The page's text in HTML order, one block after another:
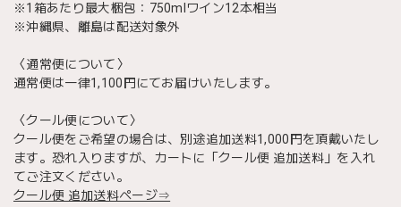
※1箱あたり最大梱包：750mlワイン12本相当
※沖縄県、離島は配送対象外
〈通常便について〉
通常便は一律1,100円にてお届けいたします。
〈クール便について〉
クール便をご希望の場合は、別途追加送料1,000円を頂戴いたし
ます。恐れ入りますが、カートに「クール便 追加送料」を入れ
てご注文ください。
クール便 追加送料ページ⇒